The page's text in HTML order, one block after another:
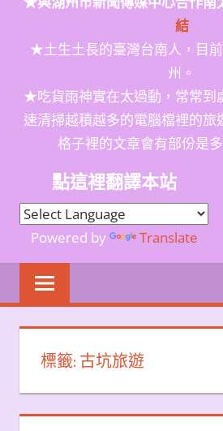
結
★土生土長的臺灣台南人，目
州。
★吃貨雨神實在太過動，常常到
速清掃越積越多的電腦檔裡的旅
格子裡的文章會有部份是
點這裡翻譯本站
Powered by Translate
標籤:古坑旅遊